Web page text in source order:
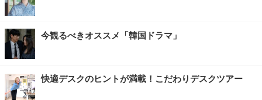
今観るべきオススメ「韓国ドラマ」
快適デスクのヒントが満載！こだわりデスクツアー